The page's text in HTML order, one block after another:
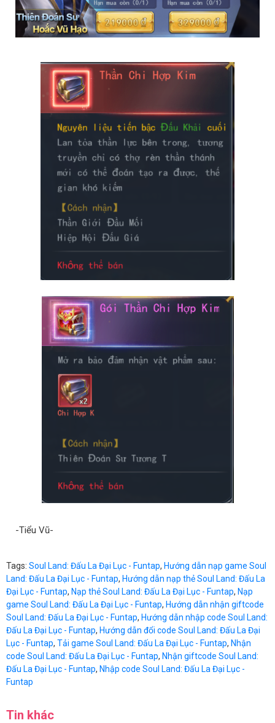
-Tiểu Vũ-
Tags: Soul Land: Đấu La Đại Lục - Funtap, Hướng dẫn nạp game Soul
Land: Đấu La Đại Lục - Funtap, Hướng dẫn nạp thẻ Soul Land: Đấu La
Đại Lục - Funtap, Nạp thẻ Soul Land: Đấu La Đại Lục - Funtap, Nạp
game Soul Land: Đấu La Đại Lục - Funtap, Hướng dẫn nhận giftcode
Soul Land: Đấu La Đại Lục - Funtap, Hướng dẫn nhập code Soul Land:
Đấu La Đại Lục - Funtap, Hướng dẫn đổi code Soul Land: Đấu La Đại
Lục - Funtap, Tải game Soul Land: Đấu La Đại Lục - Funtap, Nhận
code Soul Land: Đấu La Đại Lục - Funtap, Nhận giftcode Soul Land:
Đấu La Đại Lục - Funtap, Nhập code Soul Land: Đấu La Đại Lục -
Funtap
Tin khác